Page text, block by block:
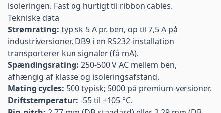
isoleringen. Fast og hurtigt til ribbon cables.
Tekniske data
Strømrating: typisk 5 A pr. ben, op til 7,5 A på
industriversioner. DB9 i en RS232-installation
transporterer kun signaler (få mA).
Spændingsrating: 250-500 V AC mellem ben,
afhængig af klasse og isoleringsafstand.
Mating cycles: 500 typisk; 5000 på premium-versioner.
Driftstemperatur: -55 til +105 °C.